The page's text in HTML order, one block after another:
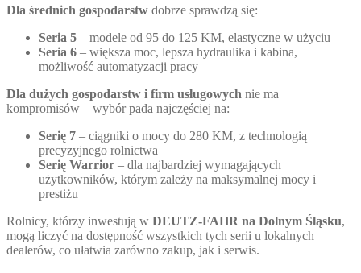
Dla średnich gospodarstw dobrze sprawdzą się:
Seria 5 – modele od 95 do 125 KM, elastyczne w użyciu
Seria 6 – większa moc, lepsza hydraulika i kabina,
możliwość automatyzacji pracy
Dla dużych gospodarstw i firm usługowych nie ma
kompromisów – wybór pada najczęściej na:
Serię 7 – ciągniki o mocy do 280 KM, z technologią
precyzyjnego rolnictwa
Serię Warrior – dla najbardziej wymagających
użytkowników, którym zależy na maksymalnej mocy i
prestiżu
Rolnicy, którzy inwestują w DEUTZ-FAHR na Dolnym Śląsku,
mogą liczyć na dostępność wszystkich tych serii u lokalnych
dealerów, co ułatwia zarówno zakup, jak i serwis.